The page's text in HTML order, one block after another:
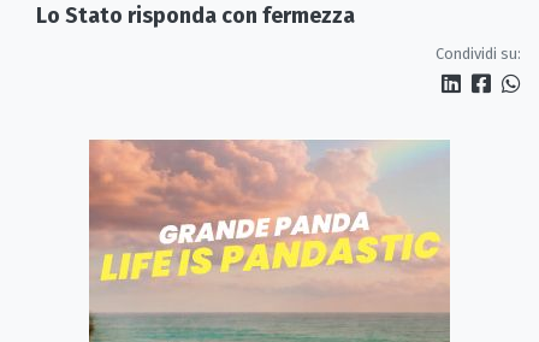
Lo Stato risponda con fermezza
Condividi su: